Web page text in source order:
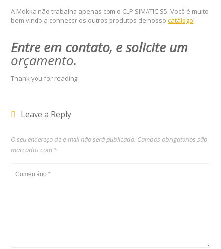
A Mokka não trabalha apenas com o CLP SIMATIC S5. Você é muito
bem vindo a conhecer os outros produtos de nossocatálogo!
Entre em contato, e solicite um
orçamento.
Thank you for reading!
Leave a Reply
O seu endereço de e-mail não será publicado. Campos obrigatórios são
marcados com *